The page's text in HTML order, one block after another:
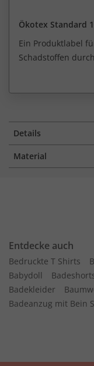
Ökotex Standard
Ein Produktlabel
Schadstoffen
Details
Material
Entdecke auch
Bedruckte T Shirts
Babydoll
Badekleider
Badeanzug mit Bein